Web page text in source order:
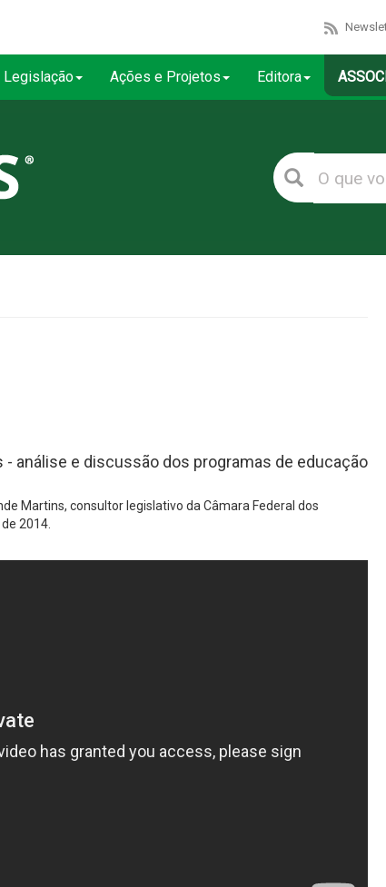
Legislação Ações e Projetos Editora
análise e discussão dos programas de educação
Martins, consultor legislativo da Câmara Federal dos
2014.